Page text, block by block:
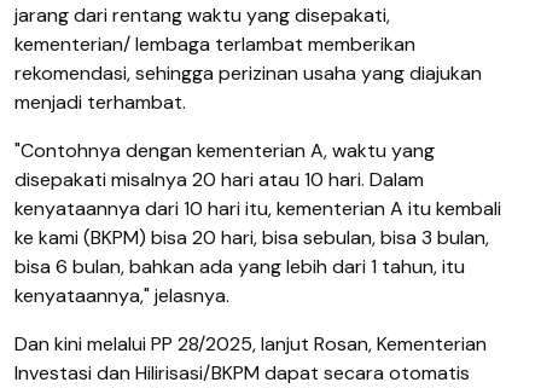
jarang dari rentang waktu yang disepakati,
kementerian/ lembaga terlambat memberikan
rekomendasi, sehingga perizinan usaha yang diajukan
menjadi terhambat.
"Contohnya dengan kementerian A, waktu yang
disepakati misalnya 20 hari atau 10 hari. Dalam
kenyataannya dari 10 hari itu, kementerian A itu kembali
ke kami (BKPM) bisa 20 hari, bisa sebulan, bisa 3 bulan,
bisa 6 bulan, bahkan ada yang lebih dari 1 tahun, itu
kenyataannya," jelasnya.
Dan kini melalui PP 28/2025, lanjut Rosan, Kementerian
Investasi dan Hilirisasi/BKPM dapat secara otomatis